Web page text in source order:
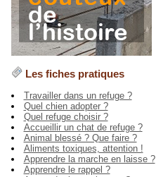
Les fiches pratiques
Travailler dans un refuge ?
Quel chien adopter ?
Quel refuge choisir ?
Accueillir un chat de refuge ?
Animal blessé ? Que faire ?
Aliments toxiques, attention !
Apprendre la marche en laisse ?
Apprendre le rappel ?